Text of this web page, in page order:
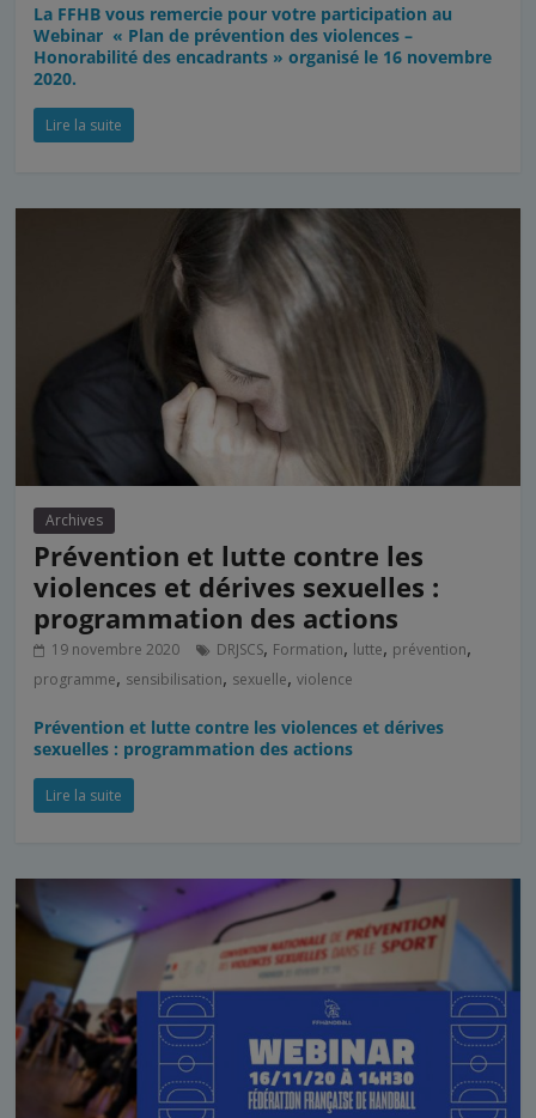
La FFHB vous remercie pour votre participation au
Webinar « Plan de prévention des violences –
Honorabilité des encadrants » organisé le 16 novembre
2020.
Lire la suite
Archives
Prévention et lutte contre les
violences et dérives sexuelles :
programmation des actions
19 novembre 2020 DRJSCS, Formation, lutte, prévention,
programme, sensibilisation, sexuelle,violence
Prévention et lutte contre les violences et dérives
sexuelles : programmation des actions
Lire la suite